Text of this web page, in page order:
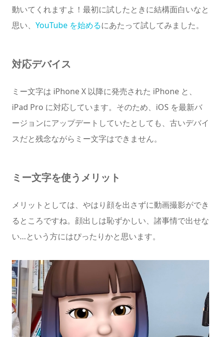
動いてくれますよ！最初に試したときに結構面白いなと
思い、 YouTube を始めるにあたって試してみました。
対応デバイス
ミー文字は iPhone X 以降に発売された iPhone と、
iPad Pro に対応しています。そのため、iOS を最新バ
ージョンにアップデートしていたとしても、古いデバイ
スだと残念ながらミー文字はできません。
ミー文字を使うメリット
メリットとしては、やはり顔を出さずに動画撮影ができ
るところですね。顔出しは恥ずかしい、諸事情で出せな
い…という方にはぴったりかと思います。